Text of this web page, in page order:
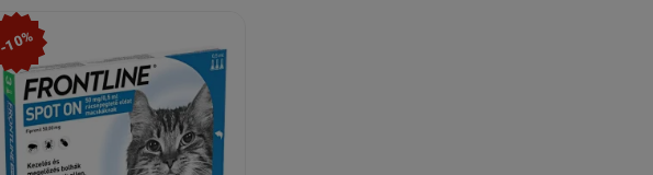
-10%